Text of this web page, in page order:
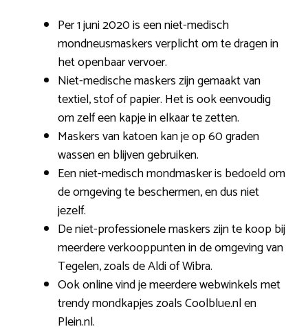
Per 1 juni 2020 is een niet-medisch
mondneusmaskers verplicht om te dragen in
het openbaar vervoer.
Niet-medische maskers zijn gemaakt van
textiel, stof of papier. Het is ook eenvoudig
om zelf een kapje in elkaar te zetten.
Maskers van katoen kan je op 60 graden
wassen en blijven gebruiken.
Een niet-medisch mondmasker is bedoeld om
de omgeving te beschermen, en dus niet
jezelf.
De niet-professionele maskers zijn te koop bij
meerdere verkooppunten in de omgeving van
Tegelen, zoals de Aldi of Wibra.
Ook online vind je meerdere webwinkels met
trendy mondkapjes zoals Coolblue.nl en
Plein.nl.